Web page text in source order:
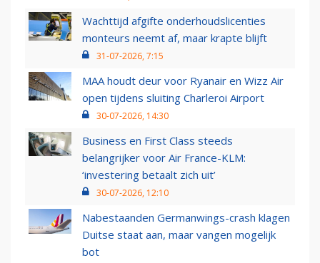
Wachttijd afgifte onderhoudslicenties
monteurs neemt af, maar krapte blijft
31-07-2026, 7:15
MAA houdt deur voor Ryanair en Wizz Air
open tijdens sluiting Charleroi Airport
30-07-2026, 14:30
Business en First Class steeds
belangrijker voor Air France-KLM:
‘investering betaalt zich uit’
30-07-2026, 12:10
Nabestaanden Germanwings-crash klagen
Duitse staat aan, maar vangen mogelijk
bot